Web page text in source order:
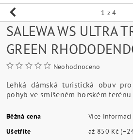
1 z 4
SALEWA WS ULTRA
GREEN
Neohodnoceno
Lehká dámská turistická obuv
pohyb ve smíšeném horském terénu
Běžná cena
Více
Ušetříte
až 850 Kč